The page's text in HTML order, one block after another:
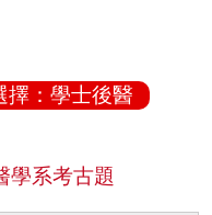
擇：學士後醫
學系考古題